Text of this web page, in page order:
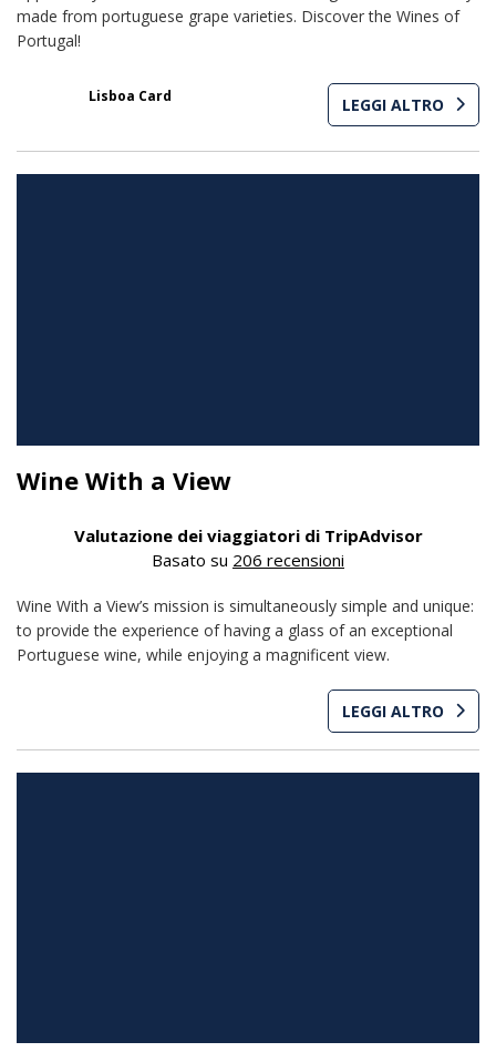
made ​​from portuguese grape varieties. Discover the Wines of
Portugal!
Lisboa Card LEGGI ALTRO
Wine With a View
Valutazione dei viaggiatori di TripAdvisor
Basato su 206 recensioni
Wine With a View’s mission is simultaneously simple and unique:
to provide the experience of having a glass of an exceptional
Portuguese wine, while enjoying a magnificent view.
LEGGI ALTRO